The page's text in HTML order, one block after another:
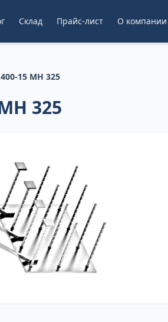
Склад Прайс-лист О компании
15 МН 325
325